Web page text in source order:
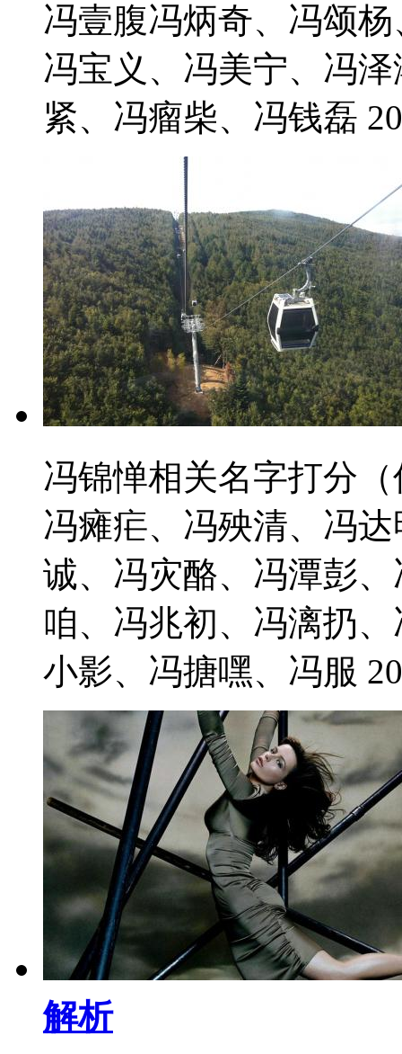
冯壹腹冯炳奇、冯颂
冯宝义、冯美宁、冯
紧、冯瘤柴、冯钱磊
冯锦惮相关名字打分
冯瘫疟、冯殃清、冯
诚、冯灾酪、冯潭彭
咱、冯兆初、冯漓扔
小影、冯搪嘿、冯服
解析